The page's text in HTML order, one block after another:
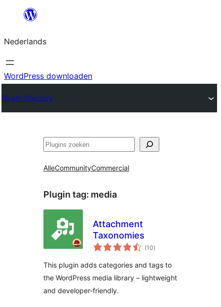
de
inhoud
Nederlands
WordPress downloaden
Plugin Directory
Zoeken
AlleCommunityCommercial
Plugin tag: media
Attachment
Taxonomies
(10totaal
waarderingen
)
This plugin adds categories and tags to
the WordPress media library – lightweight
and developer-friendly.